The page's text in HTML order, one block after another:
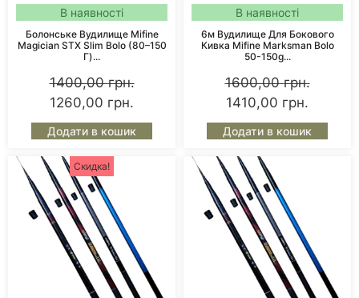
В наявності
Болонське Вудилище Mifine
Magician STX Slim Bolo (80–150
Г)...
1400,00грн.
1260,00 грн.
Додати в кошик
В наявності
6м Вудилище Для Бокового
Кивка Mifine Marksman Bolo
50-150g...
1600,00грн.
1410,00 грн.
Додати в кошик
Скидка!